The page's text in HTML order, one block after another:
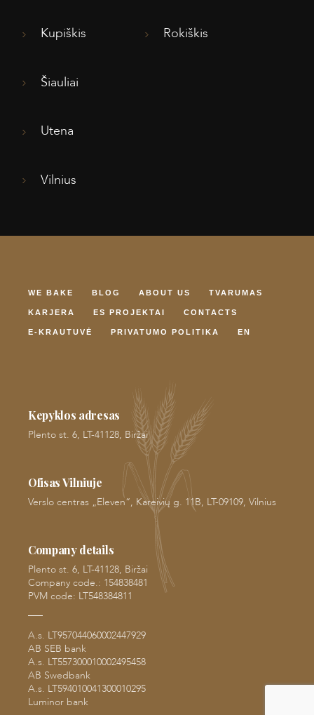
Kupiškis Rokiškis
Šiauliai
Utena
Vilnius
WE BAKE BLOG ABOUT US TVARUMAS
KARJERA ES PROJEKTAI CONTACTS
E-KRAUTUVĖ PRIVATUMO POLITIKA EN
Kepyklos adresas
Plento st. 6, LT-41128, Biržai
Ofisas Vilniuje
Verslo centras „Eleven“, Kareivių g. 11B, LT-09109, Vilnius
Company details
Plento st. 6, LT-41128, Biržai
Company code.: 154838481
PVM code: LT548384811
A.s. LT957044060002447929
AB SEB bank
A.s. LT557300010002495458
AB Swedbank
A.s. LT594010041300010295
Luminor bank